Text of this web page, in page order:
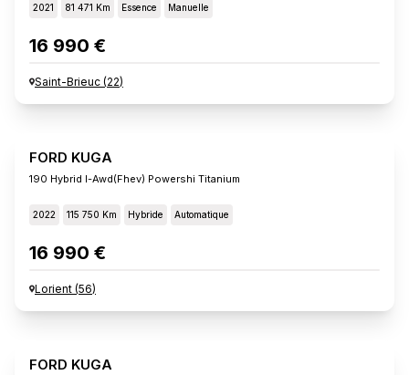
2021 81 471 Km Essence Manuelle
16 990 €
Saint-Brieuc (22)
FORD KUGA
190 Hybrid I-Awd(fhev) Powershi Titanium
2022 115 750 Km Hybride Automatique
16 990 €
Lorient (56)
FORD KUGA